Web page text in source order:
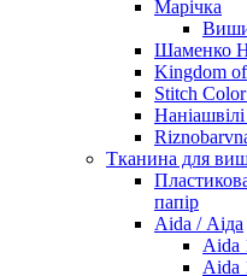
Марічка
Шаменко
Kingdom
Stitch
Тканина для
папір
Aida / Аіда
Aida
Aida